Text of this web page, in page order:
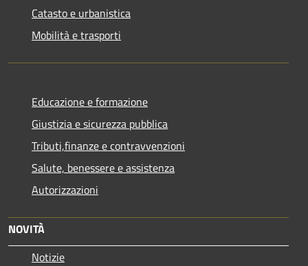
Catasto e urbanistica
Mobilità e trasporti
Educazione e formazione
Giustizia e sicurezza pubblica
Tributi,finanze e contravvenzioni
Salute, benessere e assistenza
Autorizzazioni
NOVITÀ
Notizie